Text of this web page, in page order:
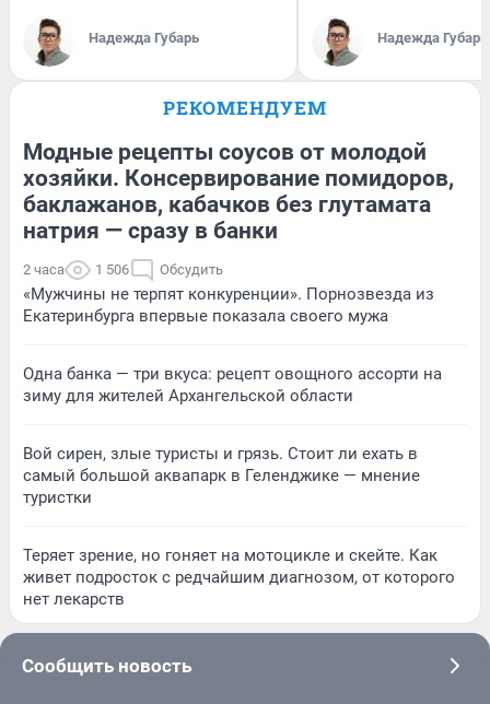
Надежда Губарь Надежда Губарь
РЕКОМЕНДУЕМ
Модные рецепты соусов от молодой
хозяйки. Консервирование помидоров,
баклажанов, кабачков без глутамата
натрия — сразу в банки
2 часа 1 506 Обсудить
«Мужчины не терпят конкуренции». Порнозвезда из
Екатеринбурга впервые показала своего мужа
Одна банка — три вкуса: рецепт овощного ассорти на
зиму для жителей Архангельской области
Вой сирен, злые туристы и грязь. Стоит ли ехать в
самый большой аквапарк в Геленджике — мнение
туристки
Теряет зрение, но гоняет на мотоцикле и скейте. Как
живет подросток с редчайшим диагнозом, от которого
нет лекарств
Сообщить новость